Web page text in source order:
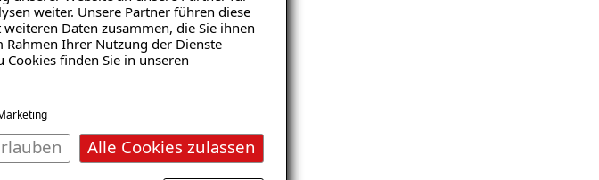
weiter. Unsere Partner führen diese
Daten zusammen, die Sie ihnen
Ihrer Nutzung der Dienste
finden Sie in unseren
Alle Cookies zulassen